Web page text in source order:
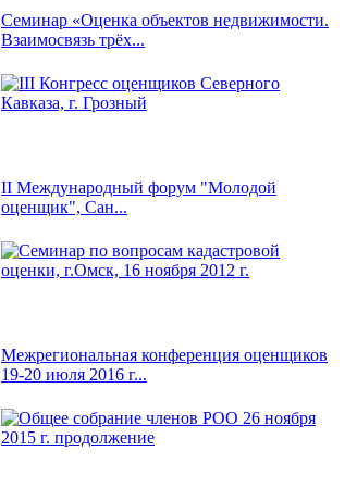
Семинар «Оценка объектов недвижимости.
Взаимосвязь трёх...
II Международный форум "Молодой
оценщик", Сан...
Межрегиональная конференция оценщиков
19-20 июля 2016 г...